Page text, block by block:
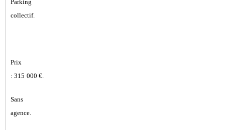
Parking
collectif.
Prix
: 315 000 €.
Sans
agence.